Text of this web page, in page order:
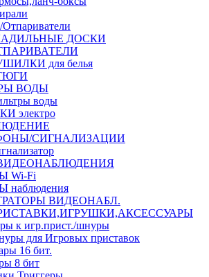
ДОСКИ
для белья
ВОДЫ
воды
электро
СИГНАЛИЗАЦИИ
ВИДЕОНАБЛЮДЕНИЯ
Wi-Fi
ВИДЕОНАБЛ.
к игр.прист./шнуры
для Игровых приставок
16 бит.
8 бит